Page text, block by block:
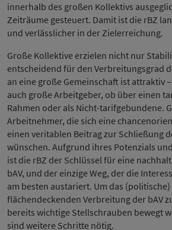
innerhalb des großen Kollektivs
Zeiträume gesteuert. Damit ist die rBZ
und verlässlicher in der Zielerreichung.
Große Kollektive erzielen nicht nur
entscheidend für den Verbreitungsgrad
an eine große Gemeinschaft ist attraktiv
auch große Arbeitgeber, ob über einen
Rahmen oder als Nicht-tarifgebundene.
Arbeitnehmer, die sich eine
einen veritablen Beitrag zur Schließung
wünschen. Aufgrund ihres Potenzials
ist die rBZ der Schlüssel für eine
bAV, und der einzige Weg, der die
am besten austariert. Um das
flächendeckenden Verbreitung der bAV
bereits wichtige Stellschrauben bewegt
sind weitere Schritte nötig.